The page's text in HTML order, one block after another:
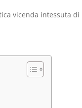
vicenda intessuta